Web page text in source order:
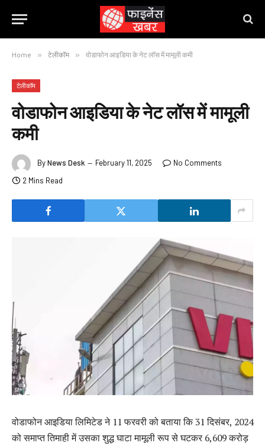
Home » टेलीकॉम » वोडाफोन आइडिया के नेट लॉस में मामूली कमी
टेलीकॉम
वोडाफोन आइडिया के नेट लॉस में मामूली
कमी
ByNews Desk February 11, 2025
No Comments
2 Mins Read
वोडाफोन आइडिया लिमिटेड ने 11 फरवरी को बताया कि 31 दिसंबर, 2024
को समाप्त तिमाही में उसका शुद्ध घाटा मामूली रूप से घटकर 6,609 करोड़